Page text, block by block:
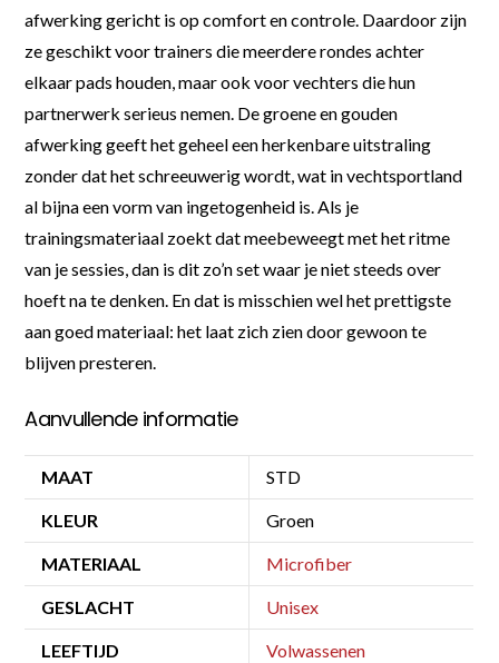
afwerking gericht is op comfort en controle. Daardoor zijn
ze geschikt voor trainers die meerdere rondes achter
elkaar pads houden, maar ook voor vechters die hun
partnerwerk serieus nemen. De groene en gouden
afwerking geeft het geheel een herkenbare uitstraling
zonder dat het schreeuwerig wordt, wat in vechtsportland
al bijna een vorm van ingetogenheid is. Als je
trainingsmateriaal zoekt dat meebeweegt met het ritme
van je sessies, dan is dit zo’n set waar je niet steeds over
hoeft na te denken. En dat is misschien wel het prettigste
aan goed materiaal: het laat zich zien door gewoon te
blijven presteren.
Aanvullende informatie
MAAT STD
KLEUR Groen
MATERIAAL Microfiber
GESLACHT Unisex
LEEFTIJD Volwassenen